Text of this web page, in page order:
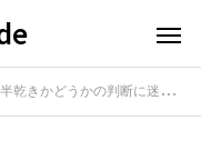
うかの判断に迷う？すっきり乾いたかを見極める基準